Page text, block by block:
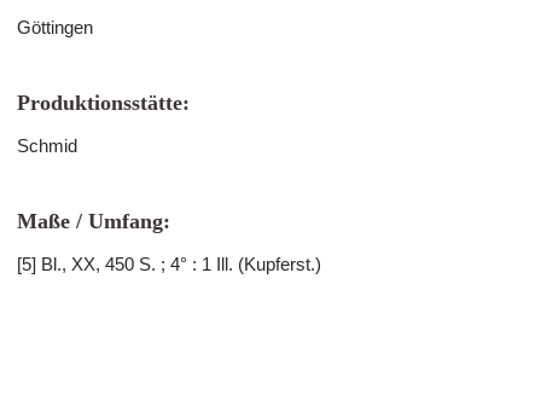
Göttingen
Produktionsstätte:
Schmid
Maße / Umfang:
[5] Bl., XX, 450 S. ; 4° : 1 Ill. (Kupferst.)